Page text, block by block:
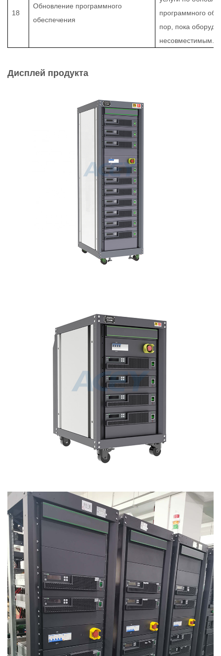
18
Обновление программного
обеспечения
программного
пор, пока
несовместимым.
Дисплей продукта